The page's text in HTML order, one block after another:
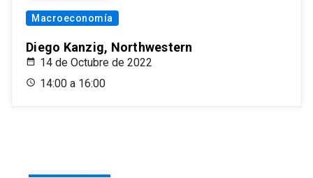
Macroeconomía
Diego Kanzig, Northwestern
14 de Octubre de 2022
14:00 a 16:00